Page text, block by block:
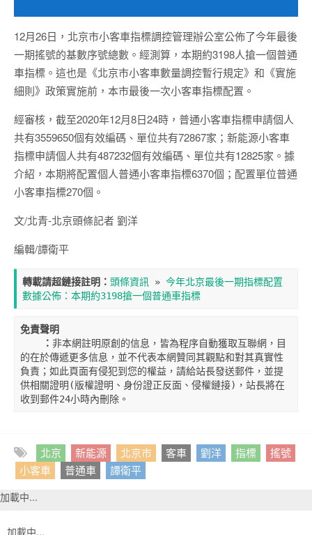
12月26日，北京市小客車指標調控管理辦公室公佈了今年最後
一期搖號的基數序號總數。經測算，本期約3198人搶一個普通
車指標。這也是《北京市小客車數量調控暫行規定》和《實施
細則》政策實施前，本市最後一次小客車指標配置。
經審核，截至2020年12月8日24時，普通小客車指標申請個人
共有3559650個有效編碼、單位共有72867家；新能源小客車
指標申請個人共有487232個有效編碼、單位共有12825家。據
介紹，本期將配置個人普通小客車指標6370個；配置單位普通
小客車指標270個。
文/北青-北京頭條記者 劉洋
編輯/譚衛平
轉載請超鏈接註明： 頭條資訊 » 今年北京最後一期指標配置
數據公佈：本期約3198搶一個普通車指標
免責聲明
    ：
非本網註明原創的信息，皆為程序自動獲取互聯網，目
的在於傳遞更多信息，並不代表本網贊同其觀點和對其真實性
負責；如此頁面有侵犯到您的權益，請給站長發送郵件，並提
供相關證明(版權證明、身份證正反面、侵權鏈接)，站長將在
收到郵件24小時內刪除。
北京 新能源 北京市 客車 劉洋 指標
搖號
小客車
普通車 譚衛平
加載中...
加載中...